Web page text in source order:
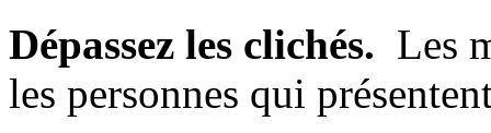
Dépassez les clichés. Les
les personnes qui